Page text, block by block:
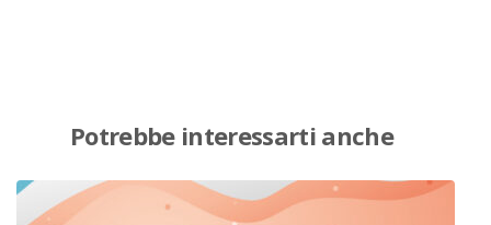
Potrebbe interessarti anche